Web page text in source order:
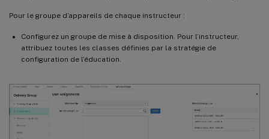
Pour le groupe d’appareils de chaque instructeur :
Configurez un groupe de mise à disposition. Pour l’instructeur,
attribuez toutes les classes définies par la stratégie de
configuration de l’éducation.